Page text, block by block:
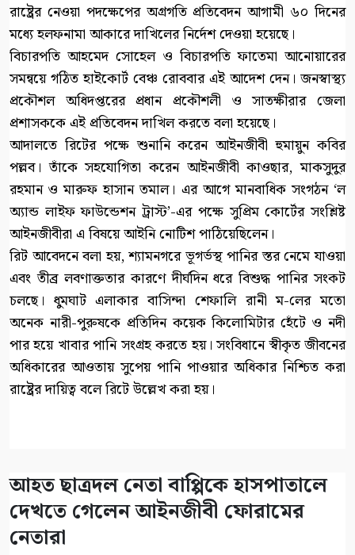
রাষ্ট্রের নেওয়া পদক্ষেপের অগ্রগতি প্রতিবেদন আগামী ৬০ দিনের
মধ্যে হলফনামা আকারে দাখিলের নির্দেশ দেওয়া হয়েছে।
বিচারপতি আহমেদ সোহেল ও বিচারপতি ফাতেমা আনোয়ারের
সমন্বয়ে গঠিত হাইকোর্ট বেঞ্চ রোববার এই আদেশ দেন। জনস্বাস্থ্য
প্রকৌশল অধিদপ্তরের প্রধান প্রকৌশলী ও সাতক্ষীরার জেলা
প্রশাসককে এই প্রতিবেদন দাখিল করতে বলা হয়েছে।
আদালতে রিটের পক্ষে শুনানি করেন আইনজীবী হুমায়ুন কবির
পল্লব। তাঁকে সহযোগিতা করেন আইনজীবী কাওছার, মাকসুদুর
রহমান ও মারুফ হাসান তমাল। এর আগে মানবাধিক সংগঠন ‘ল
অ্যান্ড লাইফ ফাউন্ডেশন ট্রাস্ট’-এর পক্ষে সুপ্রিম কোর্টের সংশ্লিষ্ট
আইনজীবীরা এ বিষয়ে আইনি নোটিশ পাঠিয়েছিলেন।
রিট আবেদনে বলা হয়, শ্যামনগরে ভূগর্ভস্থ পানির স্তর নেমে যাওয়া
এবং তীব্র লবণাক্ততার কারণে দীর্ঘদিন ধরে বিশুদ্ধ পানির সংকট
চলছে। ধুমঘাট এলাকার বাসিন্দা শেফালি রানী ম-লের মতো
অনেক নারী-পুরুষকে প্রতিদিন কয়েক কিলোমিটার হেঁটে ও নদী
পার হয়ে খাবার পানি সংগ্রহ করতে হয়। সংবিধানে স্বীকৃত জীবনের
অধিকারের আওতায় সুপেয় পানি পাওয়ার অধিকার নিশ্চিত করা
রাষ্ট্রের দায়িত্ব বলে রিটে উল্লেখ করা হয়।
আহত ছাত্রদল নেতা বাপ্পিকে হাসপাতালে
দেখতে গেলেন আইনজীবী ফোরামের
নেতারা